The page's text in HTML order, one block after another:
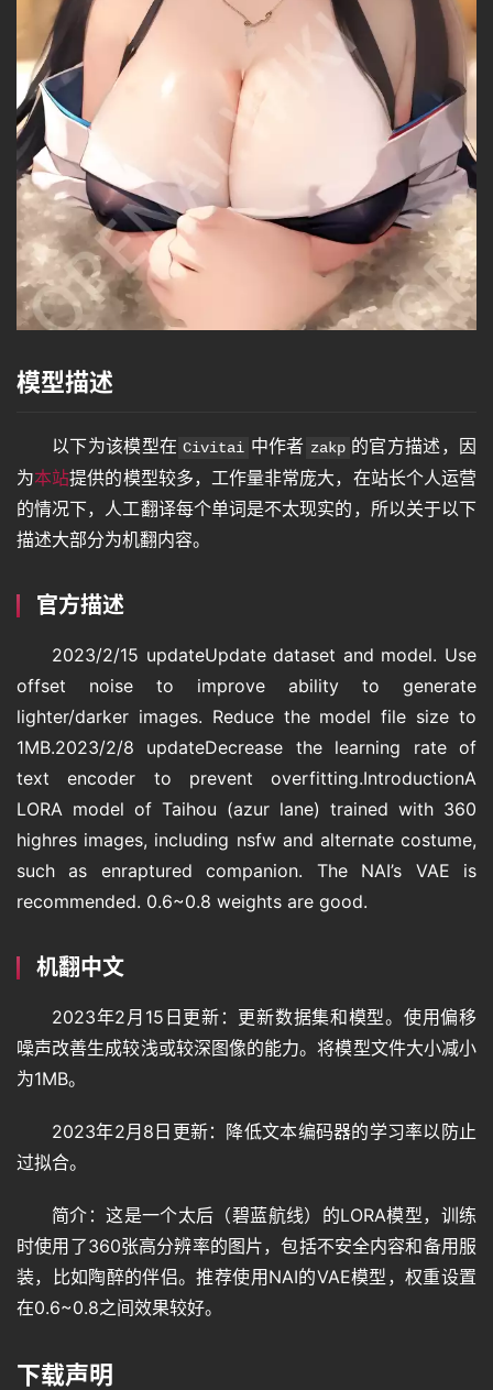
模型描述
以下为该模型在 Civitai 中作者 zakp 的官方描述，因
为本站提供的模型较多，工作量非常庞大，在站长个人运营
的情况下，人工翻译每个单词是不太现实的，所以关于以下
描述大部分为机翻内容。
官方描述
2023/2/15 updateUpdate dataset and model. Use
offset noise to improve ability to generate
lighter/darker images. Reduce the model file size to
1MB.2023/2/8 updateDecrease the learning rate of
text encoder to prevent overfitting.IntroductionA
LORA model of Taihou (azur lane) trained with 360
highres images, including nsfw and alternate costume,
such as enraptured companion. The NAI’s VAE is
recommended. 0.6~0.8 weights are good.
机翻中文
2023年2月15日更新：更新数据集和模型。使用偏移
噪声改善生成较浅或较深图像的能力。将模型文件大小减小
为1MB。
2023年2月8日更新：降低文本编码器的学习率以防止
过拟合。
简介：这是一个太后（碧蓝航线）的LORA模型，训练
时使用了360张高分辨率的图片，包括不安全内容和备用服
装，比如陶醉的伴侣。推荐使用NAI的VAE模型，权重设置
在0.6~0.8之间效果较好。
下载声明